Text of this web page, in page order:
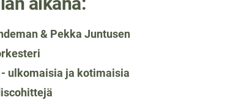
& Pekka Juntusen
- ulkomaisia ja kotimaisia